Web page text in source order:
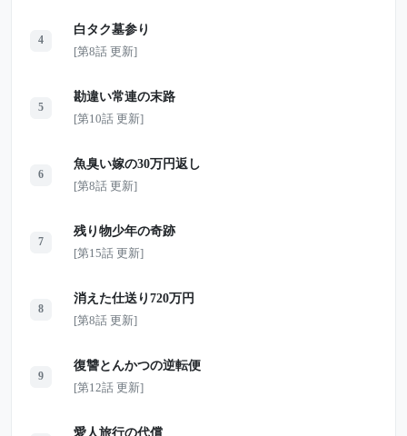
4
白タク墓参り
[第8話 更新]
5
勘違い常連の末路
[第10話 更新]
6
魚臭い嫁の30万円返し
[第8話 更新]
7
残り物少年の奇跡
[第15話 更新]
8
消えた仕送り720万円
[第8話 更新]
9
復讐とんかつの逆転便
[第12話 更新]
愛人旅行の代償